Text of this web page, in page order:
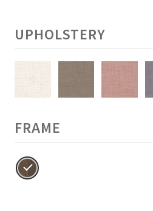
UPHOLSTERY
FRAME